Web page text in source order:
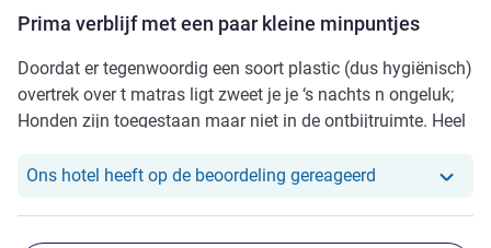
Prima verblijf met een paar kleine minpuntjes
Doordat er tegenwoordig een soort plastic (dus hygiënisch)
overtrek over t matras ligt zweet je je ‘s nachts n ongeluk;
Honden zijn toegestaan maar niet in de ontbijtruimte. Heel
buitenkant van het pand verdient voor de drie sterren die er
Ons hotel heeft op de beoordeling gereageerd Ons hotel